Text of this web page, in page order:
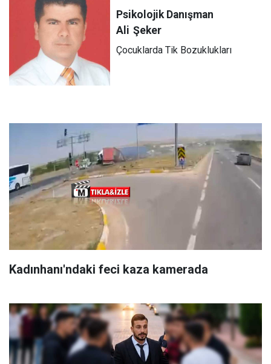
Psikolojik Danışman
Ali Şeker
Çocuklarda Tik Bozuklukları
Kadınhanı'ndaki feci kaza kamerada